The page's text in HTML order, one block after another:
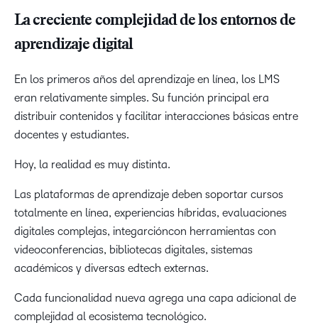
La creciente complejidad de los entornos de
aprendizaje digital
En los primeros años del aprendizaje en línea, los LMS
eran relativamente simples. Su función principal era
distribuir contenidos y facilitar interacciones básicas entre
docentes y estudiantes.
Hoy, la realidad es muy distinta.
Las plataformas de aprendizaje deben soportar cursos
totalmente en línea, experiencias híbridas, evaluaciones
digitales complejas, integarcióncon herramientas con
videoconferencias, bibliotecas digitales, sistemas
académicos y diversas edtech externas.
Cada funcionalidad nueva agrega una capa adicional de
complejidad al ecosistema tecnológico.